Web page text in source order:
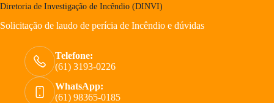
Diretoria de Investigação de Incêndio (DINVI)
Solicitação de laudo de perícia de Incêndio e dúvidas
Telefone:
(61) 3193-0226
WhatsApp:
(61) 98365-0185